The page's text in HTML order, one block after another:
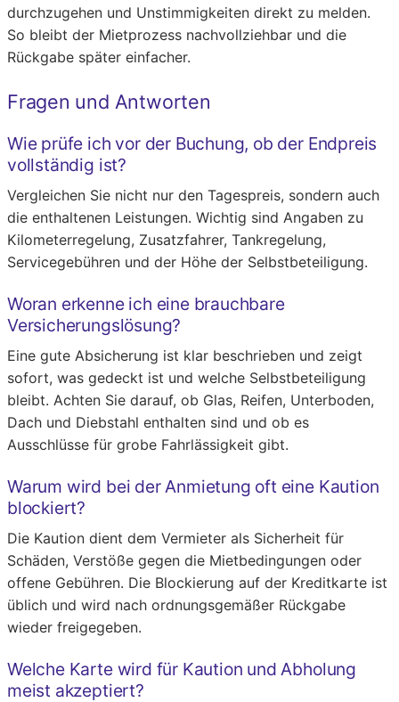
durchzugehen und Unstimmigkeiten direkt zu melden.
So bleibt der Mietprozess nachvollziehbar und die
Rückgabe später einfacher.
Fragen und Antworten
Wie prüfe ich vor der Buchung, ob der Endpreis
vollständig ist?
Vergleichen Sie nicht nur den Tagespreis, sondern auch
die enthaltenen Leistungen. Wichtig sind Angaben zu
Kilometerregelung, Zusatzfahrer, Tankregelung,
Servicegebühren und der Höhe der Selbstbeteiligung.
Woran erkenne ich eine brauchbare
Versicherungslösung?
Eine gute Absicherung ist klar beschrieben und zeigt
sofort, was gedeckt ist und welche Selbstbeteiligung
bleibt. Achten Sie darauf, ob Glas, Reifen, Unterboden,
Dach und Diebstahl enthalten sind und ob es
Ausschlüsse für grobe Fahrlässigkeit gibt.
Warum wird bei der Anmietung oft eine Kaution
blockiert?
Die Kaution dient dem Vermieter als Sicherheit für
Schäden, Verstöße gegen die Mietbedingungen oder
offene Gebühren. Die Blockierung auf der Kreditkarte ist
üblich und wird nach ordnungsgemäßer Rückgabe
wieder freigegeben.
Welche Karte wird für Kaution und Abholung
meist akzeptiert?